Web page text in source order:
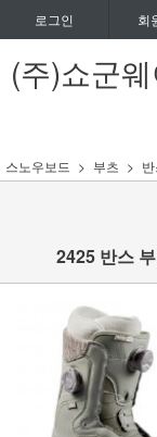
로그인 회
(주)쇼군
스노우보드 부츠
2425 반스